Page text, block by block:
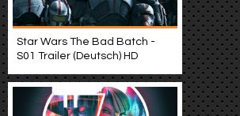
Star Wars The Bad Batch -
S01 Trailer (Deutsch) HD